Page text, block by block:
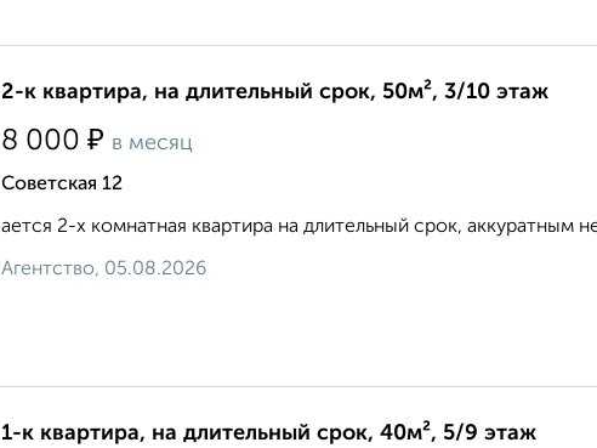
2-к квартира, на длительный срок, 50м², 3/10 этаж
8 000 ₽ в месяц
Советская 12
ается 2-х комнатная квартира на длительный срок, аккуратным
Агентство, 05.08.2026
1-к квартира, на длительный срок, 40м², 5/9 этаж